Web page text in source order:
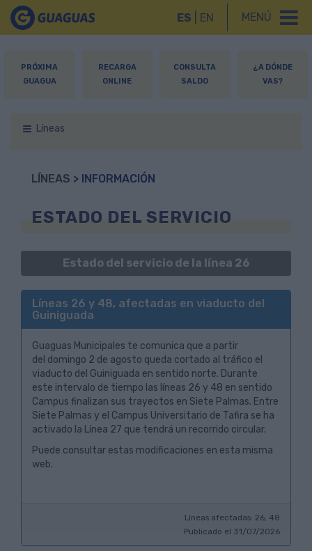
MENÚ
ES EN
PRÓXIMA
GUAGUA
RECARGA
ONLINE
CONSULTA
SALDO
¿A DÓNDE
VAS?
Líneas
LÍNEAS > INFORMACIÓN
ESTADO DEL SERVICIO
Estado del servicio de la línea 26
Líneas 26 y 48, afectadas en viaducto del
Guiniguada
Guaguas Municipales te comunica que a partir
del domingo 2 de agosto queda cortado al tráfico el
viaducto del Guiniguada en sentido norte. Durante
este intervalo de tiempo las líneas 26 y 48 en sentido
Campus finalizan sus trayectos en Siete Palmas. Entre
Siete Palmas y el Campus Universitario de Tafira se ha
activado la Línea 27 que tendrá un recorrido circular.
Puede consultar estas modificaciones en esta misma
web.
Líneas afectadas: 26, 48
Publicado el 31/07/2026